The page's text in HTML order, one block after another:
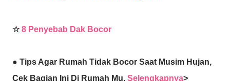
☆8 Penyebab Dak Bocor
● Tips Agar Rumah Tidak Bocor Saat Musim Hujan,
Cek Bagian Ini Di Rumah Mu. Selengkapnya>